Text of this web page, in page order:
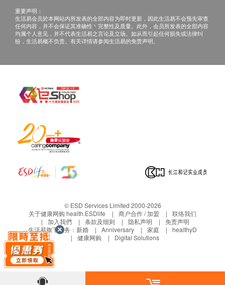
重要声明：
生活易会员於本网站内所发表的全部内容为即时更新，因此生活易不会预先审查
任何内容，并不会保证其准确性丶完整性及质量。此外，会员所发表的全部内容
均属个人意见，并不代表生活易之言论及立场。如从而引起任何损失或法律纠
纷，生活易概不负责。有关详情请参阅生活易的免责声明。
© ESD Services Limited 2000-2026
关于健康网购 health.ESDlife
商户合作 / 加盟
联络我们
加入我們
条款及细则 隐私声明
免责声明
生活易旗下业务： 新婚 Anniversary 家庭
healthyD
健康网购
Digital Solutions